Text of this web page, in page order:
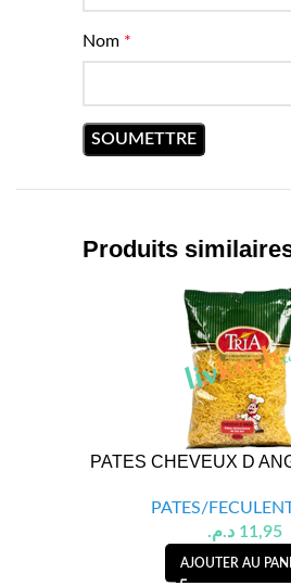
Nom *
Produits
PATES CHEVEUX D
PATES/
11,95 د.م.
AJOUTER AU